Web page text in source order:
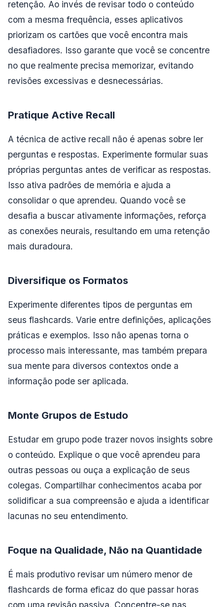
retenção. Ao invés de revisar todo o conteúdo
com a mesma frequência, esses aplicativos
priorizam os cartões que você encontra mais
desafiadores. Isso garante que você se concentre
no que realmente precisa memorizar, evitando
revisões excessivas e desnecessárias.
Pratique Active Recall
A técnica de active recall não é apenas sobre ler
perguntas e respostas. Experimente formular suas
próprias perguntas antes de verificar as respostas.
Isso ativa padrões de memória e ajuda a
consolidar o que aprendeu. Quando você se
desafia a buscar ativamente informações, reforça
as conexões neurais, resultando em uma retenção
mais duradoura.
Diversifique os Formatos
Experimente diferentes tipos de perguntas em
seus flashcards. Varie entre definições, aplicações
práticas e exemplos. Isso não apenas torna o
processo mais interessante, mas também prepara
sua mente para diversos contextos onde a
informação pode ser aplicada.
Monte Grupos de Estudo
Estudar em grupo pode trazer novos insights sobre
o conteúdo. Explique o que você aprendeu para
outras pessoas ou ouça a explicação de seus
colegas. Compartilhar conhecimentos acaba por
solidificar a sua compreensão e ajuda a identificar
lacunas no seu entendimento.
Foque na Qualidade, Não na Quantidade
É mais produtivo revisar um número menor de
flashcards de forma eficaz do que passar horas